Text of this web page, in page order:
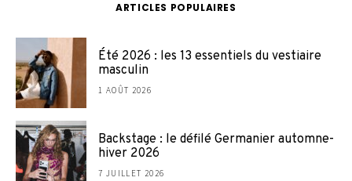
ARTICLES POPULAIRES
Été 2026 : les 13 essentiels du vestiaire
masculin
1 AOÛT 2026
Backstage : le défilé Germanier automne-
hiver 2026
7 JUILLET 2026